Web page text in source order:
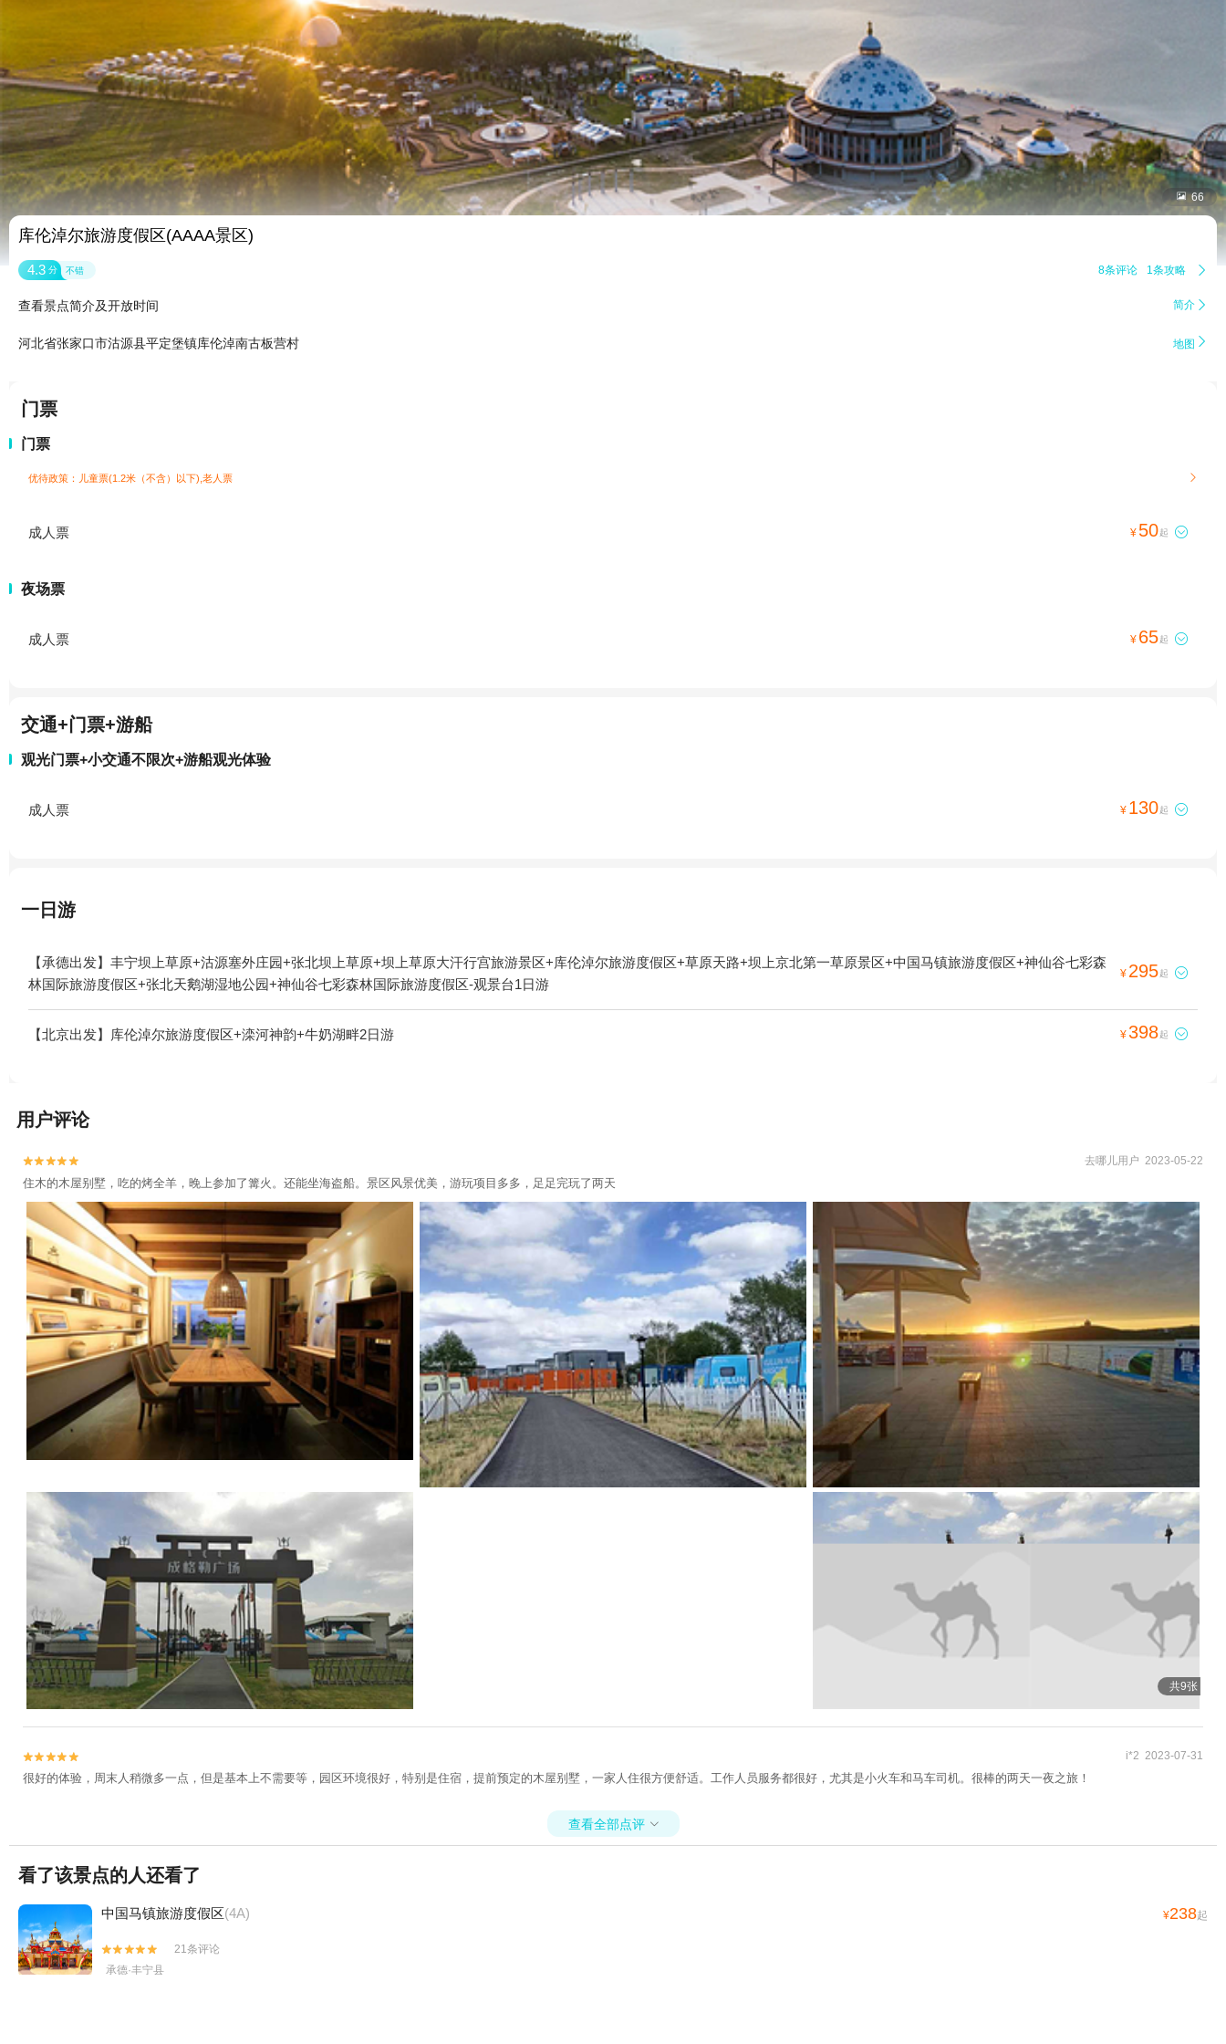
 66
库伦淖尔旅游度假区(AAAA景区)
4.3 分 不错 8条评论 1条攻略 
查看景点简介及开放时间 简介 
河北省张家口市沽源县平定堡镇库伦淖南古板营村 地图 
门票
门票
优待政策：儿童票(1.2米（不含）以下),老人票 
成人票 ¥ 50起 
夜场票
成人票 ¥ 65起 
交通+门票+游船
观光门票+小交通不限次+游船观光体验
成人票 ¥ 130起 
一日游
【承德出发】丰宁坝上草原+沽源塞外庄园+张北坝上草原+坝上草原大汗行宫旅游景区+库伦淖尔旅游度假区+草原天路+坝上京北第一草原景区+中国马镇旅游度假区+神仙谷七彩森
林国际旅游度假区+张北天鹅湖湿地公园+神仙谷七彩森林国际旅游度假区-观景台1日游
¥ 295起 
【北京出发】库伦淖尔旅游度假区+滦河神韵+牛奶湖畔2日游 ¥398起 
用户评论

 去哪儿用户 2023-05-22
住木的木屋别墅，吃的烤全羊，晚上参加了篝火。还能坐海盗船。景区风景优美，游玩项目多多，足足完玩了两天
共9张

 i*2 2023-07-31
很好的体验，周末人稍微多一点，但是基本上不需要等，园区环境很好，特别是住宿，提前预定的木屋别墅，一家人住很方便舒适。工作人员服务都很好，尤其是小火车和马车司机。很棒的两天一夜之旅！
查看全部点评 
看了该景点的人还看了
中国马镇旅游度假区(4A) ¥238起


21条评论
承德·丰宁县